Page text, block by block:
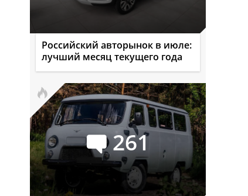
Российский авторынок в июле:
лучший месяц текущего года
261